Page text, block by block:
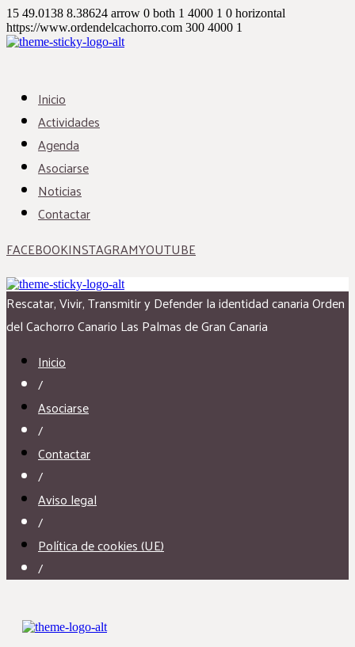
15 49.0138 8.38624 arrow 0 both 1 4000 1 0 horizontal
https://www.ordendelcachorro.com 300 4000 1
Inicio
Actividades
Agenda
Asociarse
Noticias
Contactar
FACEBOOKINSTAGRAMYOUTUBE
Rescatar, Vivir, Transmitir y Defender la identidad canariaOrden
del Cachorro Canario Las Palmas de Gran Canaria
Inicio
/
Asociarse
/
Contactar
/
Aviso legal
/
Política de cookies (UE)
/